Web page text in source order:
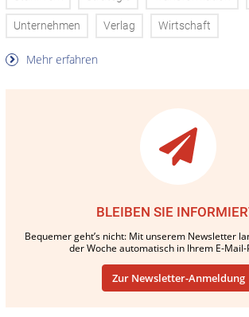
Unternehmen Verlag Wirtschaft
Mehr erfahren
BLEIBEN SIE
Bequemer geht’s nicht: Mit unserem Newsletter
der Woche automatisch in Ihrem E-Mail-
Zur Newsletter-Anmeldung